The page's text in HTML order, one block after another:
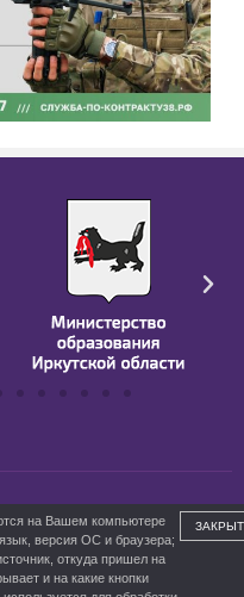
БПК им. Д. Банзарова
на Вашем компьютере
версия ОС и браузера;
откуда пришел на
и на какие кнопки